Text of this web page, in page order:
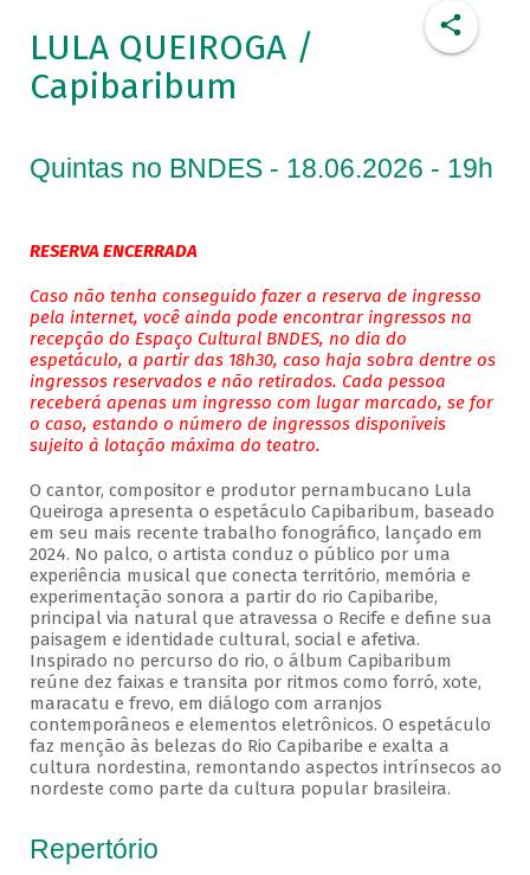
LULA QUEIROGA /
Capibaribum
Quintas no BNDES - 18.06.2026 - 19h
RESERVA ENCERRADA
Caso não tenha conseguido fazer a reserva de ingresso
pela internet, você ainda pode encontrar ingressos na
recepção do Espaço Cultural BNDES, no dia do
espetáculo, a partir das 18h30, caso haja sobra dentre os
ingressos reservados e não retirados. Cada pessoa
receberá apenas um ingresso com lugar marcado, se for
o caso, estando o número de ingressos disponíveis
sujeito à lotação máxima do teatro.
O cantor, compositor e produtor pernambucano Lula
Queiroga apresenta o espetáculo Capibaribum, baseado
em seu mais recente trabalho fonográfico, lançado em
2024. No palco, o artista conduz o público por uma
experiência musical que conecta território, memória e
experimentação sonora a partir do rio Capibaribe,
principal via natural que atravessa o Recife e define sua
paisagem e identidade cultural, social e afetiva.
Inspirado no percurso do rio, o álbum Capibaribum
reúne dez faixas e transita por ritmos como forró, xote,
maracatu e frevo, em diálogo com arranjos
contemporâneos e elementos eletrônicos. O espetáculo
faz menção às belezas do Rio Capibaribe e exalta a
cultura nordestina, remontando aspectos intrínsecos ao
nordeste como parte da cultura popular brasileira.
Repertório